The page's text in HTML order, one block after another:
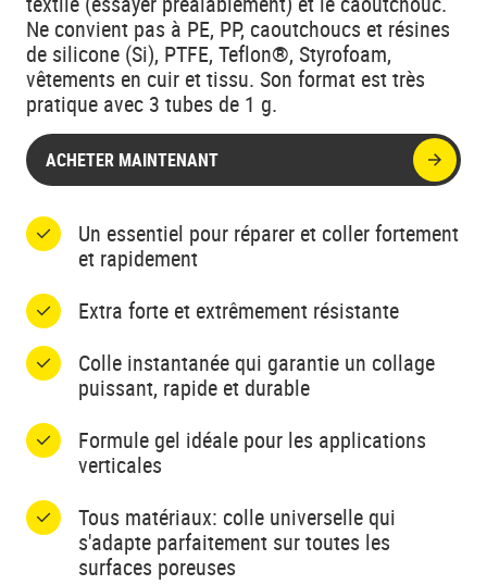
Ne convient pas à PE, PP, caoutchoucs et résines
de silicone (Si), PTFE, Teflon®, Styrofoam,
vêtements en cuir et tissu. Son format est très
pratique avec 3 tubes de 1 g.
ACHETER MAINTENANT
Un essentiel pour réparer et coller fortement
et rapidement
Extra forte et extrêmement résistante
Colle instantanée qui garantie un collage
puissant, rapide et durable
Formule gel idéale pour les applications
verticales
Tous matériaux: colle universelle qui
s'adapte parfaitement sur toutes les
surfaces poreuses